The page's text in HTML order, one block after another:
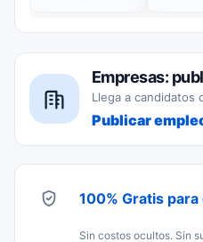
Empresas:
Llega a candidatos
Publicar
100% Gratis
Sin costos ocultos. Sin